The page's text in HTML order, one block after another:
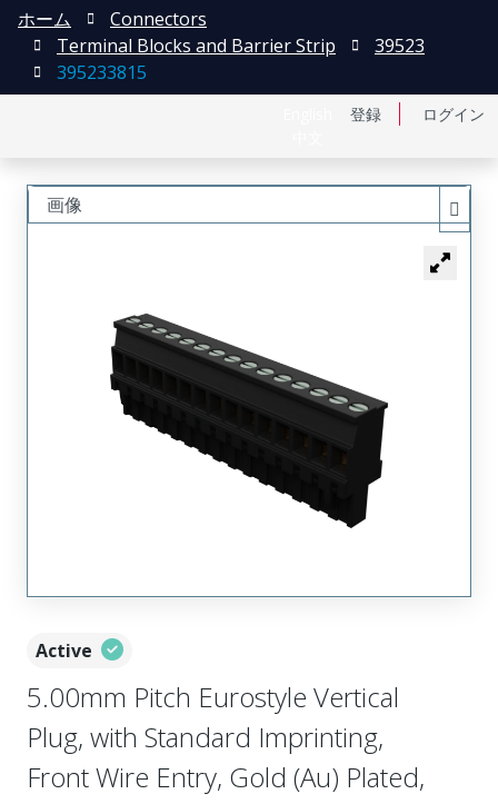
登録 ログイン
ホーム
Connectors
Terminal Blocks and Barrier Strip
39523
395233815
Active
5.00mm Pitch Eurostyle Vertical
Plug, with Standard Imprinting,
Front Wire Entry, Gold (Au) Plated,
画像